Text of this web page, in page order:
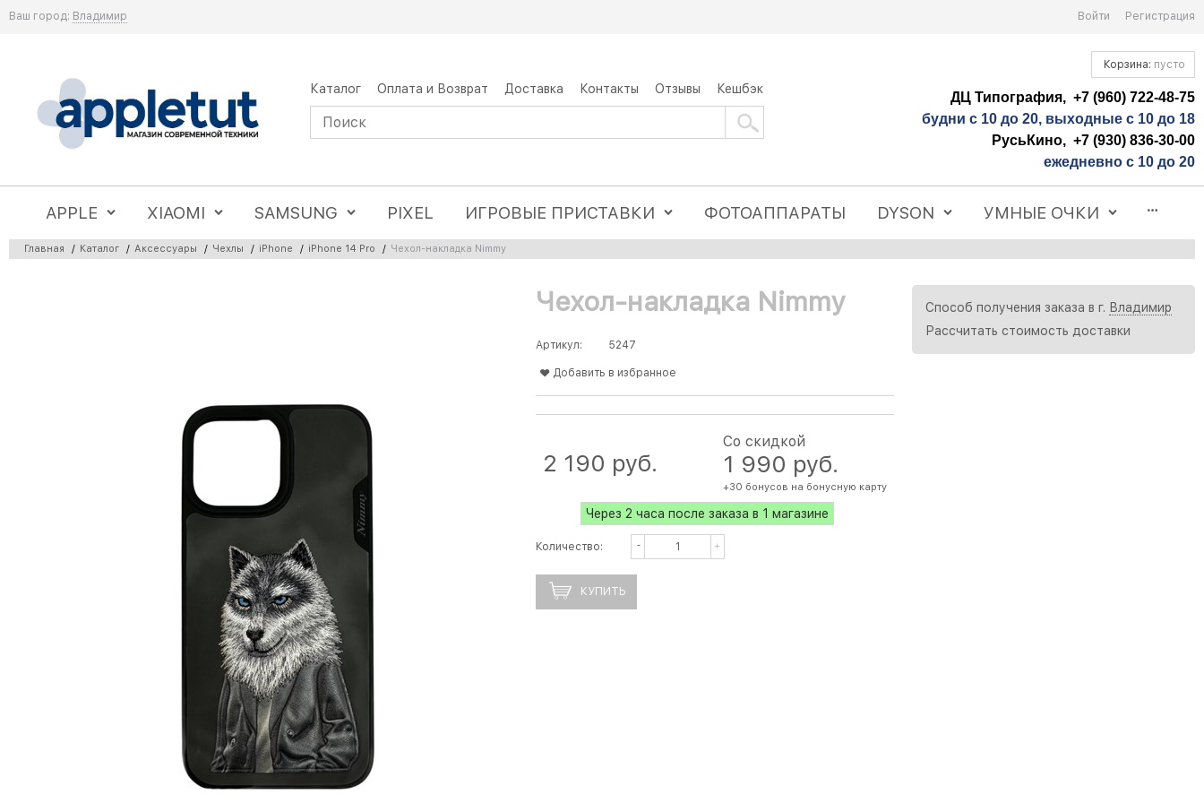
Ваш город: Владимир Войти Регистрация
Каталог Оплата и Возврат Доставка Контакты Отзывы Кешбэк
Корзина: пусто
ДЦ Типография, +7 (960) 722-48-75
будни с 10 до 20, выходные с 10 до 18
РусьКино, +7 (930) 836-30-00
ежедневно с 10 до 20
APPLE XIAOMI SAMSUNG PIXEL ИГРОВЫЕ ПРИСТАВКИ ФОТОАППАРАТЫ DYSON УМНЫЕ ОЧКИ
Главная / Каталог / Аксессуары / Чехлы / iPhone / iPhone 14 Pro / Чехол-накладка Nimmy
Чехол-накладка Nimmy
Артикул: 5247
Добавить в избранное
1 990 руб.
+30 бонусов на бонусную карту
Со скидкой
2 190 руб.
Через 2 часа после заказа в 1 магазине
Количество:
КУПИТЬ
Способ получения заказа в г. Владимир
Рассчитать стоимость доставки